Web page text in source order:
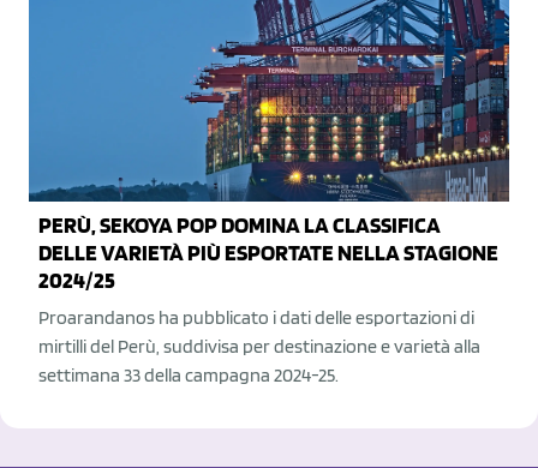
PERÙ, SEKOYA POP DOMINA LA CLASSIFICA
DELLE VARIETÀ PIÙ ESPORTATE NELLA STAGIONE
2024/25
Proarandanos ha pubblicato i dati delle esportazioni di
mirtilli del Perù, suddivisa per destinazione e varietà alla
settimana 33 della campagna 2024-25.